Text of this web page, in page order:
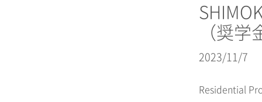
（奨学
2023/11/7
Residential